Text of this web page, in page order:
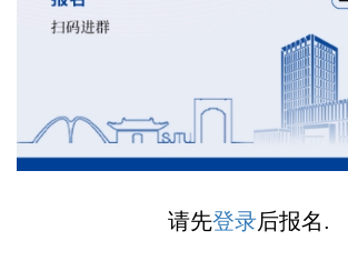
请先登录后报名.